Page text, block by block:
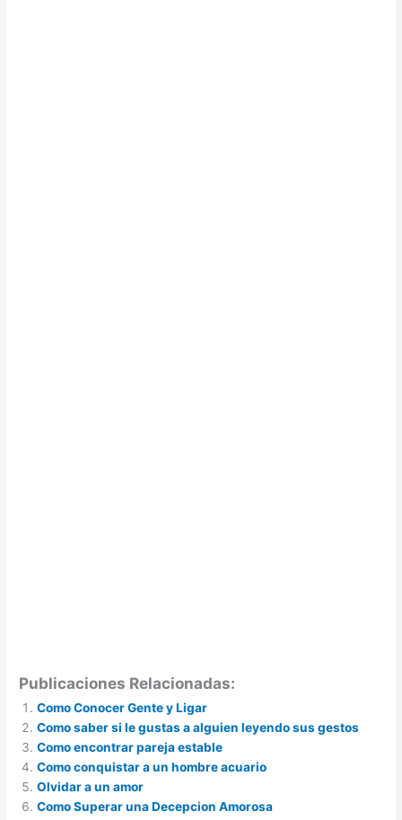
Publicaciones Relacionadas:
Como Conocer Gente y Ligar
Como saber si le gustas a alguien leyendo sus gestos
Como encontrar pareja estable
Como conquistar a un hombre acuario
Olvidar a un amor
Como Superar una Decepcion Amorosa